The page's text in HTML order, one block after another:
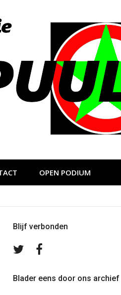
OPEN PODIUM
Blijf verbonden
Volg
TwitterFacebook
Blader eens door ons archief